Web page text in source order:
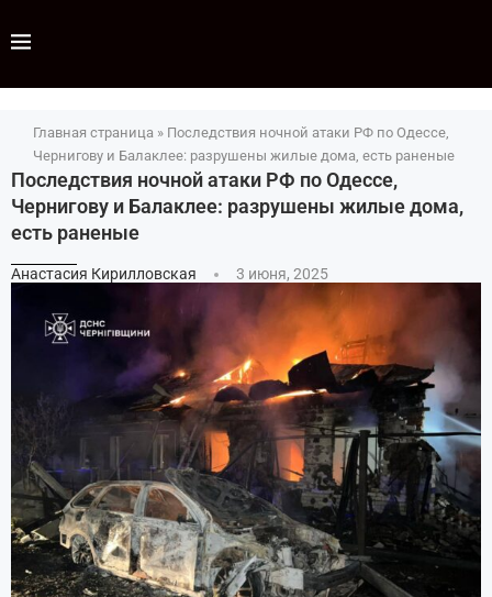
Главная страница » Последствия ночной атаки РФ по Одессе,
Чернигову и Балаклее: разрушены жилые дома, есть раненые
Последствия ночной атаки РФ по Одессе,
Чернигову и Балаклее: разрушены жилые дома,
есть раненые
Анастасия Кирилловская 3 июня, 2025